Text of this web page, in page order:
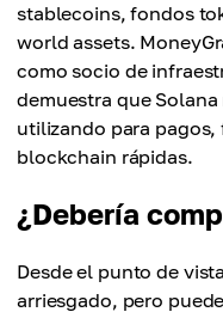
stablecoins, fondos
world assets.
como socio de
demuestra que
utilizando para
blockchain rápidas.
¿Debería
Desde el punto de
arriesgado, pero